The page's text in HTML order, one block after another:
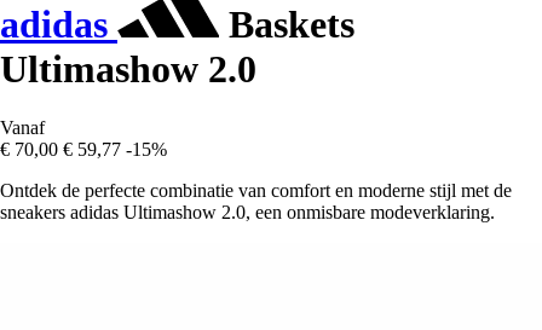
adidas
Baskets
Ultimashow 2.0
Vanaf
€ 70,00 € 59,77 -15%
Ontdek de perfecte combinatie van comfort en moderne stijl met de
sneakers adidas Ultimashow 2.0, een onmisbare modeverklaring.